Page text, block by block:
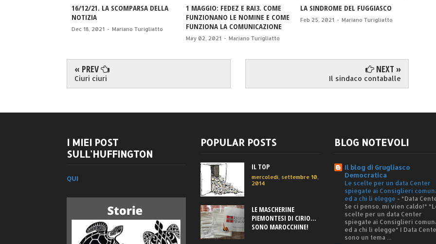
16/12/21. LA SCOMPARSA DELLA
NOTIZIA
Dec 18, 2021 - Mariano Turigliatto
1 MAGGIO: FEDEZ E RAI3. COME
FUNZIONANO LE NOMINE E COME
FUNZIONA LA COMUNICAZIONE
May 02, 2021 - Mariano Turigliatto
LA SINDROME DEL FUGGIASCO
Feb 25, 2021 - Mariano Turigliatto
« PREV
Ciuri ciuri
NEXT »
Il sindaco contaballe
I MIEI POST
SULL'HUFFINGTON
QUI
POPULAR POSTS
IL TOP
mercoledì, settembre 10,
2014
LE MASCHERINE
PIEMONTESI DI CIRIO...
SONO MAROCCHINE!
BLOG NOTEVOLI
Il blog di Grugliasco
Democratica
Le scelte per un data Center
spiegate ai Consiglieri
ed a chi li elegge - *Data
Se ci penso, mi vien caldo!*
scelte per un data Center
spiegate ai Consiglieri
ed a chi li elegge* I Data
sono un tema ...